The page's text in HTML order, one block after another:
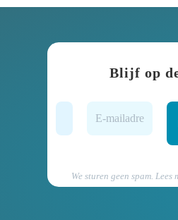
Blijf op
We sturen geen spam. Lees